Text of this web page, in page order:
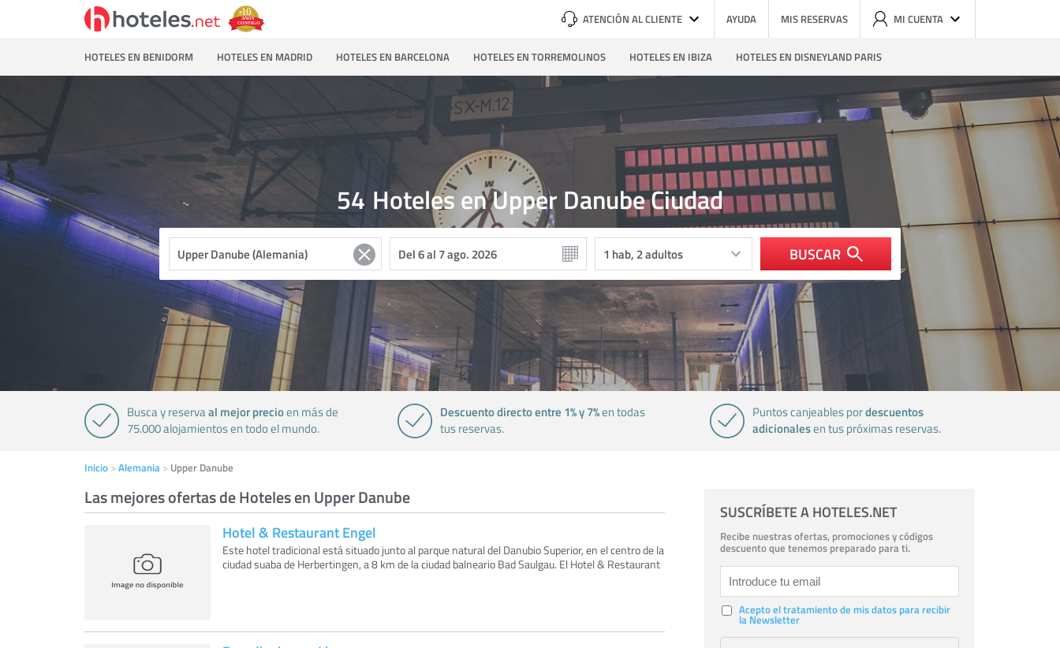
ATENCIÓN AL CLIENTE AYUDA MIS RESERVAS MI CUENTA
HOTELES EN BENIDORM HOTELES EN MADRID HOTELES EN BARCELONA HOTELES EN TORREMOLINOS HOTELES EN IBIZA HOTELES EN DISNEYLAND PARIS
Hoteles en Upper Danube Ciudad
54
BUSCAR
Busca y reservaal mejor precioen más de
75.000 alojamientos en todo el mundo.
Descuento directo entre 1% y 7%en todas
tus reservas.
Puntos canjeables pordescuentos
adicionalesen tus próximas reservas.
Inicio Alemania Upper Danube
Las mejores ofertas de Hoteles en Upper Danube
Hotel & Restaurant Engel
Este hotel tradicional está situado junto al parque natural del Danubio Superior, en el centro de la
ciudad suaba de Herbertingen, a 8 km de la ciudad balneario Bad Saulgau. El Hotel & Restaurant
SUSCRÍBETE A HOTELES.NET
Recibe nuestras ofertas, promociones y códigos
descuento que tenemos preparado para ti.
Acepto el tratamiento de mis datos para recibir
la Newsletter